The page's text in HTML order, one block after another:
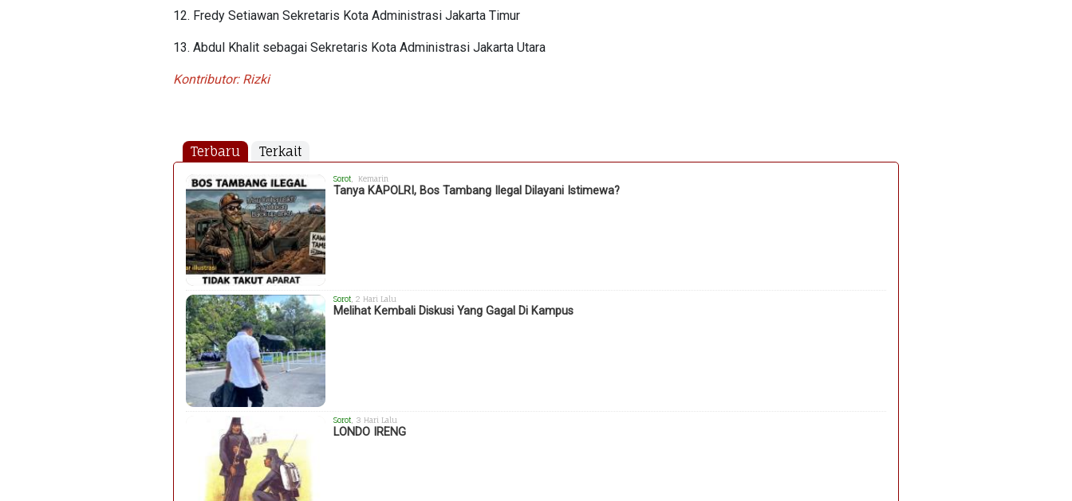
12. Fredy Setiawan Sekretaris Kota Administrasi Jakarta Timur
13. Abdul Khalit sebagai Sekretaris Kota Administrasi Jakarta Utara
Kontributor: Rizki
Terbaru Terkait
Sorot , Kemarin
Tanya KAPOLRI, Bos Tambang Ilegal Dilayani Istimewa?
Sorot , 2 Hari Lalu
Melihat Kembali Diskusi Yang Gagal Di Kampus
Sorot , 3 Hari Lalu
LONDO IRENG